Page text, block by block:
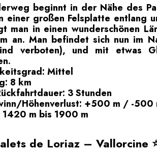
beginnt in der Nähe des
einer großen Felsplatte entlang
man in einen wunderschönen
an. Man befindet sich nun im
verboten), und mit etwas
Mittel
8 km
3 Stunden
Höhenverlust: +500 m / -500
1420 m bis 1900 m
de Loriaz – Vallorcine